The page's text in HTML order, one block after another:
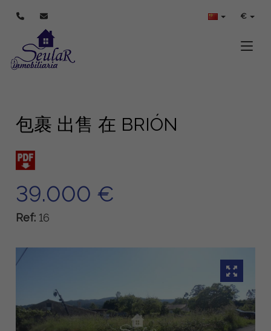
€
包裹 出售 在 BRIÓN
39.000 €
Ref: 16